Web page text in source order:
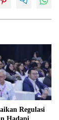
Regulasi